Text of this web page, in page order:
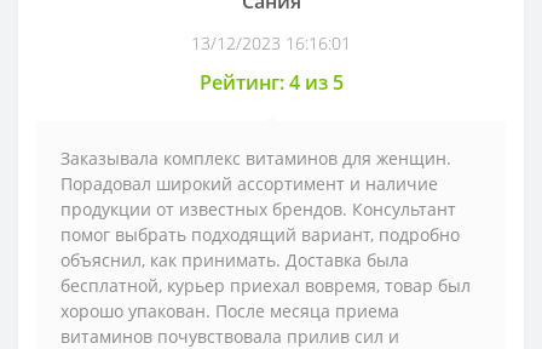
13/12/2023 16:16:01
Рейтинг: 4 из 5
Заказывала комплекс витаминов для женщин.
Порадовал широкий ассортимент и наличие
продукции от известных брендов. Консультант
помог выбрать подходящий вариант, подробно
объяснил, как принимать. Доставка была
бесплатной, курьер приехал вовремя, товар был
хорошо упакован. После месяца приема
витаминов почувствовала прилив сил и